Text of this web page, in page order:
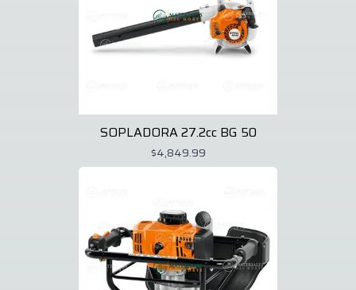
SOPLADORA 27.2cc BG 50
$4,849.99